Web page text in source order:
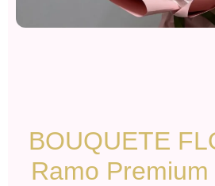
BOUQUETE
Ramo